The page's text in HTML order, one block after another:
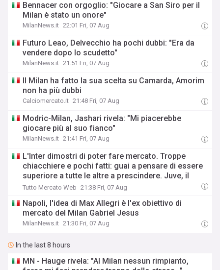
Bennacer con orgoglio: "Giocare a San Siro per il
Milan è stato un onore"
MilanNews.it 22:01 Fri, 07 Aug
Futuro Leao, Delvecchio ha pochi dubbi: "Era da
vendere dopo lo scudetto"
MilanNews.it 21:51 Fri, 07 Aug
Il Milan ha fatto la sua scelta su Camarda, Amorim
non ha più dubbi
Calciomercato.it 21:48 Fri, 07 Aug
Modric-Milan, Jashari rivela: "Mi piacerebbe
giocare più al suo fianco"
MilanNews.it 21:41 Fri, 07 Aug
L'Inter dimostri di poter fare mercato. Troppe
chiacchiere e pochi fatti: guai a pensare di essere
superiore a tutte le altre a prescindere. Juve, il
portiere può diventare un "problema". Milan-Leao,
Tutto Mercato Web 21:38 Fri, 07 Aug
Napoli, l'idea di Max Allegri è l'ex obiettivo di
mercato del Milan Gabriel Jesus
MilanNews.it 21:30 Fri, 07 Aug
In the last 8 hours
MN - Hauge rivela: "Al Milan nessun rimpianto,